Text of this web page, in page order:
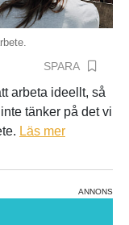
SPARA
arbeta ideellt, så
tänker på det vi
Läs mer
ANNONS